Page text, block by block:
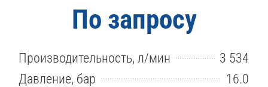
По запросу
Производительность, л/мин
3 534
Давление, бар
16.0